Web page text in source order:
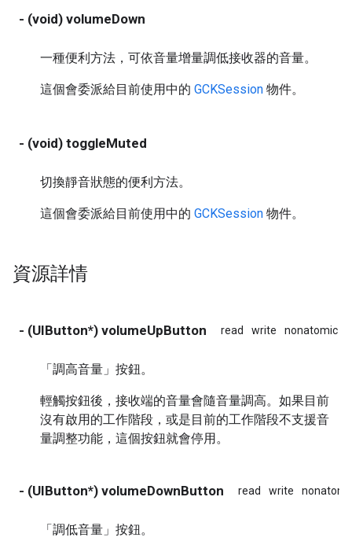
- (void) volumeDown
一種便利方法，可依音量增量調低接收器的音量。
這個會委派給目前使用中的 GCKSession 物件。
- (void) toggleMuted
切換靜音狀態的便利方法。
這個會委派給目前使用中的 GCKSession 物件。
資源詳情
- (UIButton*) volumeUpButton read write nonatomic
「調高音量」按鈕。
輕觸按鈕後，接收端的音量會隨音量調高。如果目前
沒有啟用的工作階段，或是目前的工作階段不支援音
量調整功能，這個按鈕就會停用。
- (UIButton*) volumeDownButton read write
「調低音量」按鈕。